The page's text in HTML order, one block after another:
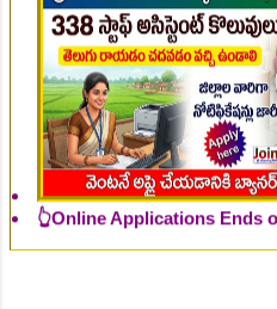
👆Online Applications Ends